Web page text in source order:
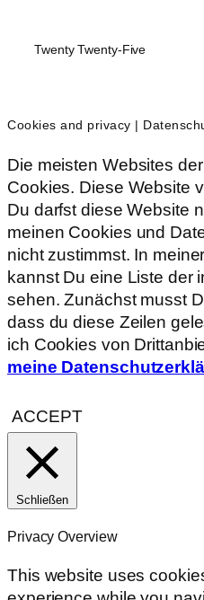
Twenty Twenty-Five
Cookies and privacy |
Die meisten Websites
Cookies. Diese Website
Du darfst diese Website
meinen Cookies und
nicht zustimmst. In
kannst Du eine Liste der
sehen. Zunächst musst
dass du diese Zeilen
ich Cookies von
meine
ACCEPT
Schließen
Privacy Overview
This website uses